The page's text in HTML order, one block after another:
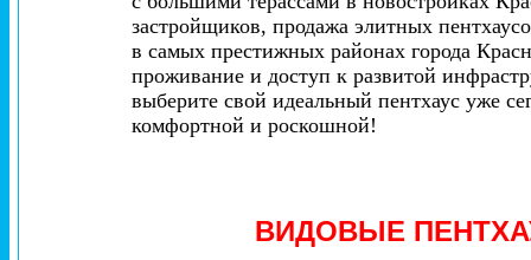
застройщиков, продажа элитных
в самых престижных районах города
проживание и доступ к развитой
выберите свой идеальный пентхаус уже
комфортной и роскошной!
ВИДОВЫЕ